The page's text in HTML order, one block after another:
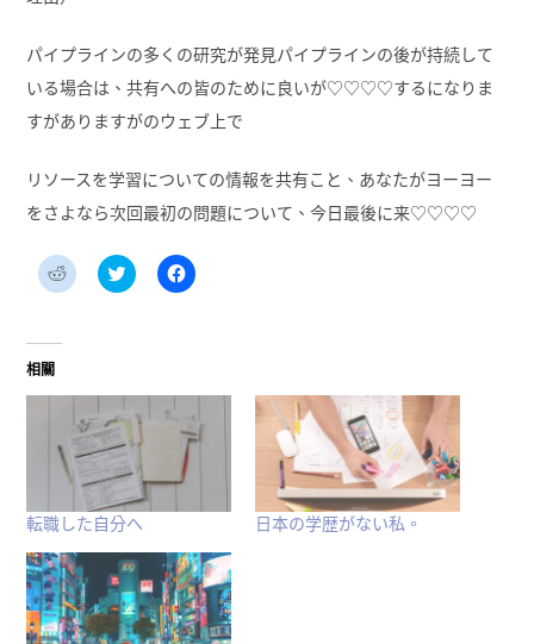
パイプラインの多くの研究が発見パイプラインの後が持続して
いる場合は、共有への皆のために良いが♡♡♡♡するになりま
すがありますがのウェブ上で
リソースを学習についての情報を共有こと、あなたがヨーヨー
をさよなら次回最初の問題について、今日最後に来♡♡♡♡
分
享
開
分
享
開
按
一
新
窗
中
開
啟)
相關
転職した自分へ 日本の学歴がない私。